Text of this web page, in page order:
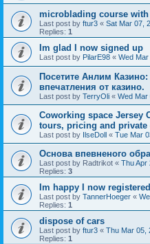
microblading course with
Last post by ftur3 « Sat Mar 07,
Replies: 1
Im glad I now signed up
Last post by PilarE98 « Wed
Посетите Анлим
впечатления от казино.
Last post by TerryOli « Wed Mar
Coworking space Jersey
tours, pricing and private
Last post by IlseDoll « Tue Mar
Основа впевненого
Last post by Radtrikot « Thu Apr
Replies: 3
Im happy I now registered
Last post by TannerHoeger «
Replies: 1
dispose of cars
Last post by ftur3 « Thu Mar 05,
Replies: 1